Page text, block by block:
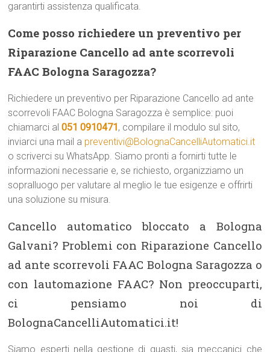
garantirti assistenza qualificata.
Come posso richiedere un preventivo per
Riparazione Cancello ad ante scorrevoli
FAAC Bologna Saragozza?
Richiedere un preventivo per Riparazione Cancello ad ante
scorrevoli FAAC Bologna Saragozza è semplice: puoi
chiamarci al051 0910471, compilare il modulo sul sito,
inviarci una mail a preventivi@BolognaCancelliAutomatici.it
o scriverci su WhatsApp. Siamo pronti a fornirti tutte le
informazioni necessarie e, se richiesto, organizziamo un
sopralluogo per valutare al meglio le tue esigenze e offrirti
una soluzione su misura.
Cancello automatico bloccato a Bologna
Galvani? Problemi con Riparazione Cancello
ad ante scorrevoli FAAC Bologna Saragozza o
con lautomazione FAAC? Non preoccuparti,
ci pensiamo noi di
BolognaCancelliAutomatici.it!
Siamo esperti nella gestione di guasti, sia meccanici che